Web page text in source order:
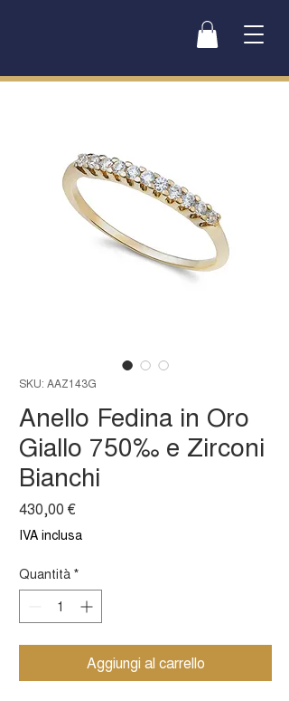
SKU: AAZ143G
Anello Fedina in Oro
Giallo 750‰ e Zirconi
Bianchi
430,00 €Prezzo
IVA inclusa
Quantità *
Aggiungi al carrello